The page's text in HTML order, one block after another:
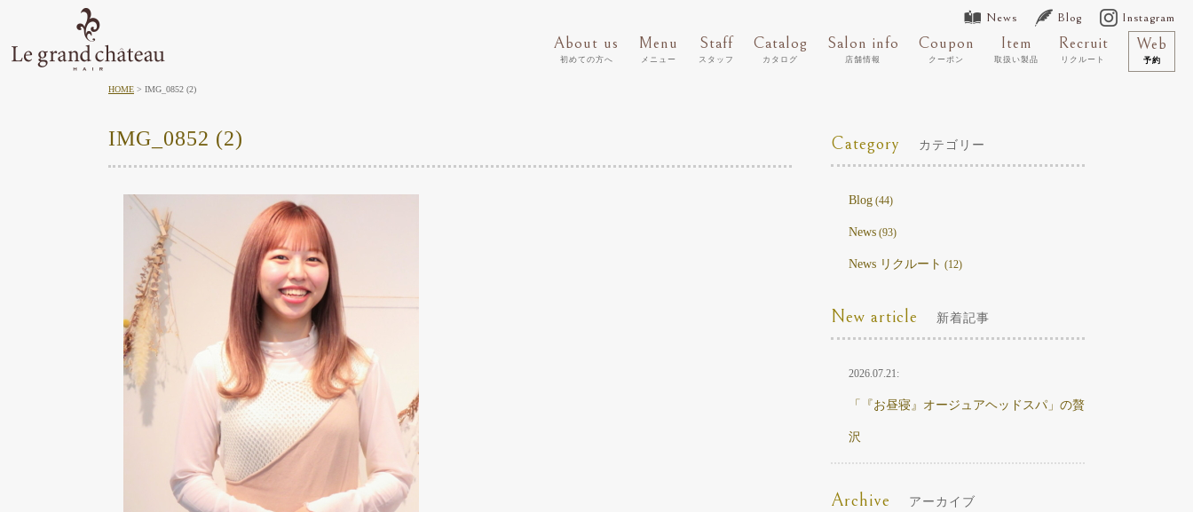
News Blog Instagram
About us
初めての方へ
Menu
メニュー
Staff
スタッフ
Catalog
カタログ
Salon info
店舗情報
Coupon
クーポン
Item
取扱い製品
Recruit
リクルート
Web
予約
HOME IMG_0852 (2)
IMG_0852 (2) Category カテゴリー
Blog (44)
News (93)
News リクルート (12)
New article 新着記事
2026.07.21:
「『お昼寝』オージュアヘッドスパ」の贅
沢
Archive アーカイブ